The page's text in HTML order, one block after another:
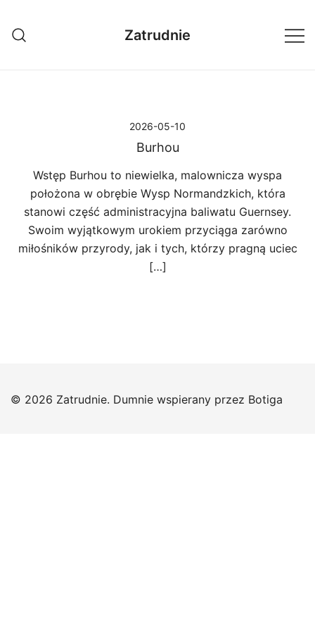
treści
Zatrudnie
2026-05-10
Burhou
Wstęp Burhou to niewielka, malownicza wyspa
położona w obrębie Wysp Normandzkich, która
stanowi część administracyjna baliwatu Guernsey.
Swoim wyjątkowym urokiem przyciąga zarówno
miłośników przyrody, jak i tych, którzy pragną uciec
[…]
© 2026 Zatrudnie. Dumnie wspierany przez Botiga